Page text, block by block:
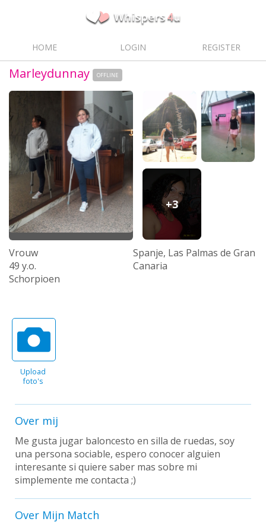
HOME LOGIN REGISTER
Marleydunnay OFFLINE
+3
Vrouw
49 y.o.
Schorpioen
Spanje, Las Palmas de Gran
Canaria
Upload
foto's
Over mij
Me gusta jugar baloncesto en silla de ruedas, soy
una persona sociable, espero conocer alguien
interesante si quiere saber mas sobre mi
simplemente me contacta ;)
Over Mijn Match